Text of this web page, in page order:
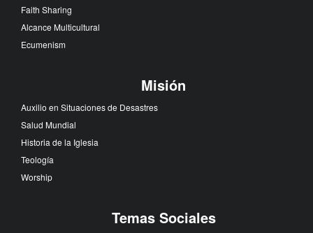
Faith Sharing
Alcance Multicultural
Ecumenism
Misión
Auxilio en Situaciones de Desastres
Salud Mundial
Historia de la Iglesia
Teología
Worship
Temas Sociales